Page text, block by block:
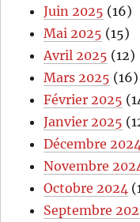
Juin 2025 (16)
Mai 2025 (15)
Avril 2025 (12)
Mars 2025 (16)
Février 2025
Janvier 2025
Décembre 2024
Novembre
Octobre 2024
Septembre